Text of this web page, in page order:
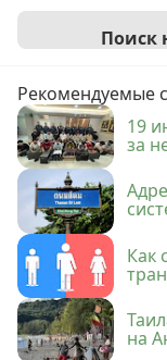
Поиск
Рекомендуемые
19
за
Как
на